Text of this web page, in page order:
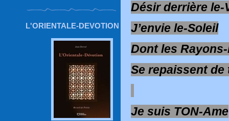
L'ORIENTALE-DEVOTION
Désir derrière le-
J’envie le-Soleil
Dont les
Se repaissent de
Je suis TON-Ame